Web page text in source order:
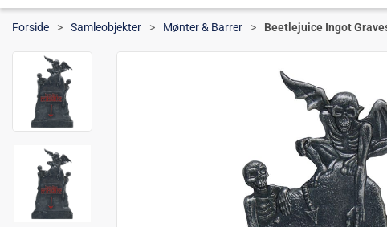
Forside Samleobjekter Mønter & Barrer Beetlejuice Ingot